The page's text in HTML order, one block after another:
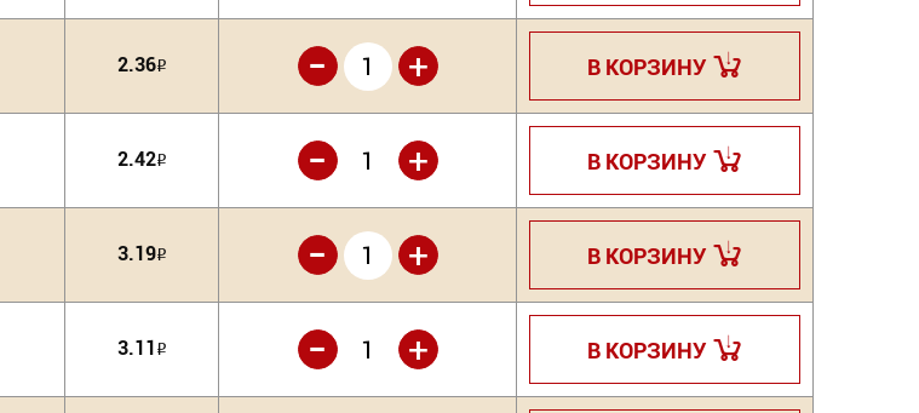
2.36Р +
- В КОРЗИНУ
2.42Р +
- В КОРЗИНУ
3.19Р +
- В КОРЗИНУ
3.11 Р +
- В КОРЗИНУ